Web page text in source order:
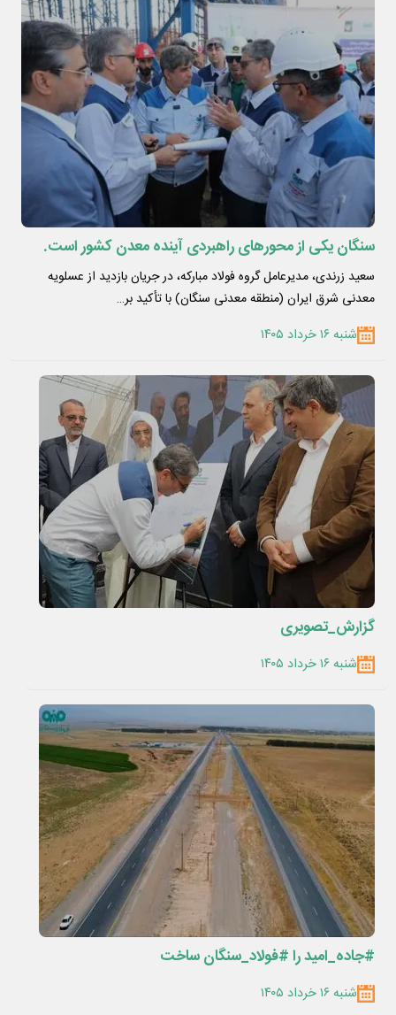
سنگان یکی از محورهای راهبردی آینده معدن کشور است.
سعید زرندی، مدیرعامل گروه فولاد مبارکه، در جریان بازدید از عسلویه
معدنی شرق ایران (منطقه معدنی سنگان) با تأکید بر…
شنبه ۱۶ خرداد ۱۴۰۵
گزارش_تصویری
شنبه ۱۶ خرداد ۱۴۰۵
#جاده_امید را #فولاد_سنگان ساخت
شنبه ۱۶ خرداد ۱۴۰۵